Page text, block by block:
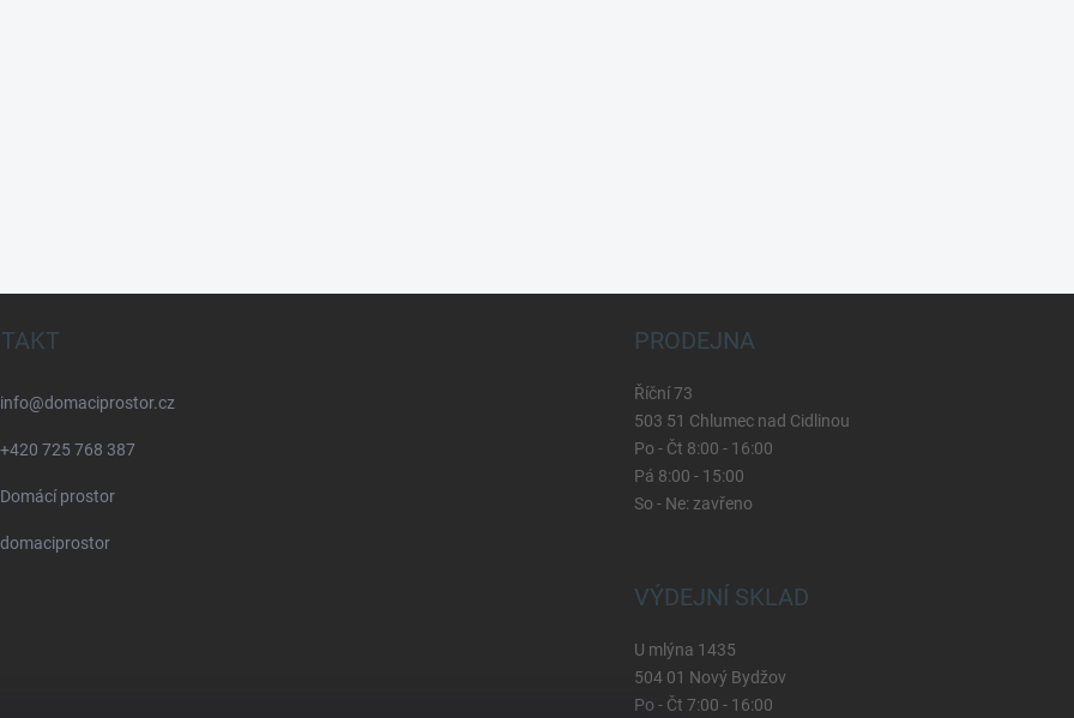
info@domaciprostor.cz
+420 725 768 387
Domácí prostor
domaciprostor
PRODEJNA
Říční 73
503 51 Chlumec nad Cidlinou
Po - Čt 8:00 - 16:00
Pá 8:00 - 15:00
So - Ne: zavřeno
VÝDEJNÍ SKLAD
U mlýna 1435
504 01 Nový Bydžov
Po - Čt 7:00 - 16:00